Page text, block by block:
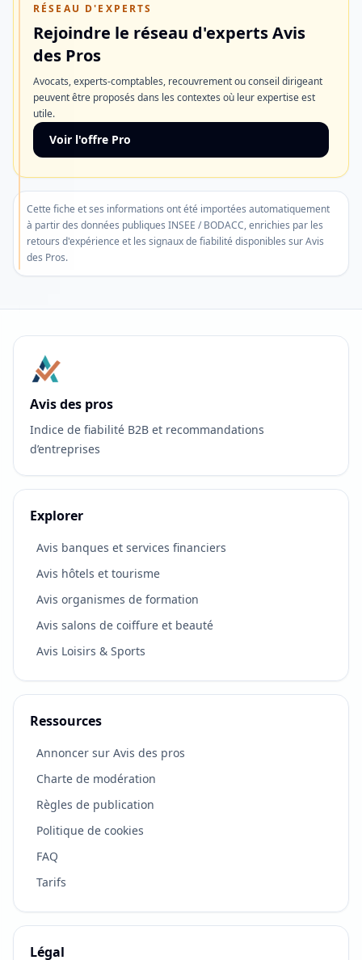
RÉSEAU D'EXPERTS
Rejoindre le réseau d'experts Avis
des Pros
Avocats, experts-comptables, recouvrement ou conseil dirigeant
peuvent être proposés dans les contextes où leur expertise est
utile.
Voir l'offre Pro
Cette fiche et ses informations ont été importées automatiquement
à partir des données publiques INSEE / BODACC, enrichies par les
retours d'expérience et les signaux de fiabilité disponibles sur Avis
des Pros.
ouverture
de
compte
rapide.
Découvrir
l'offre
Ne
plus
afficher
Avis des pros
Indice de fiabilité B2B et recommandations
d’entreprises
Explorer
Avis banques et services financiers
Avis hôtels et tourisme
Avis organismes de formation
Avis salons de coiffure et beauté
Avis Loisirs & Sports
Ressources
Annoncer sur Avis des pros
Charte de modération
Règles de publication
Politique de cookies
FAQ
Tarifs
Légal